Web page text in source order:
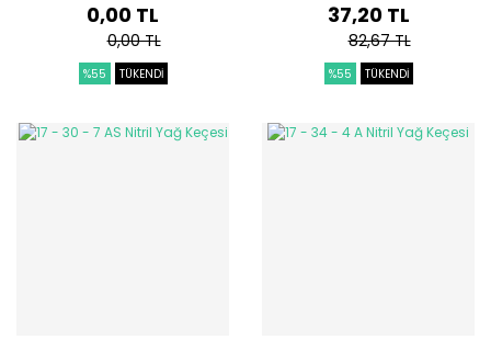
0,00 TL
0,00 TL
%55 TÜKENDİ
37,20 TL
82,67 TL
%55 TÜKENDİ